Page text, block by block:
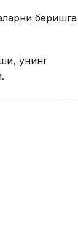
беришга
унинг